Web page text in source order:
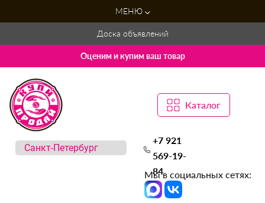
МЕНЮ
Доска объявлений
Оценим и купим ваш товар
Каталог
+7 921
569-19-
84
Мы в социальных сетях: